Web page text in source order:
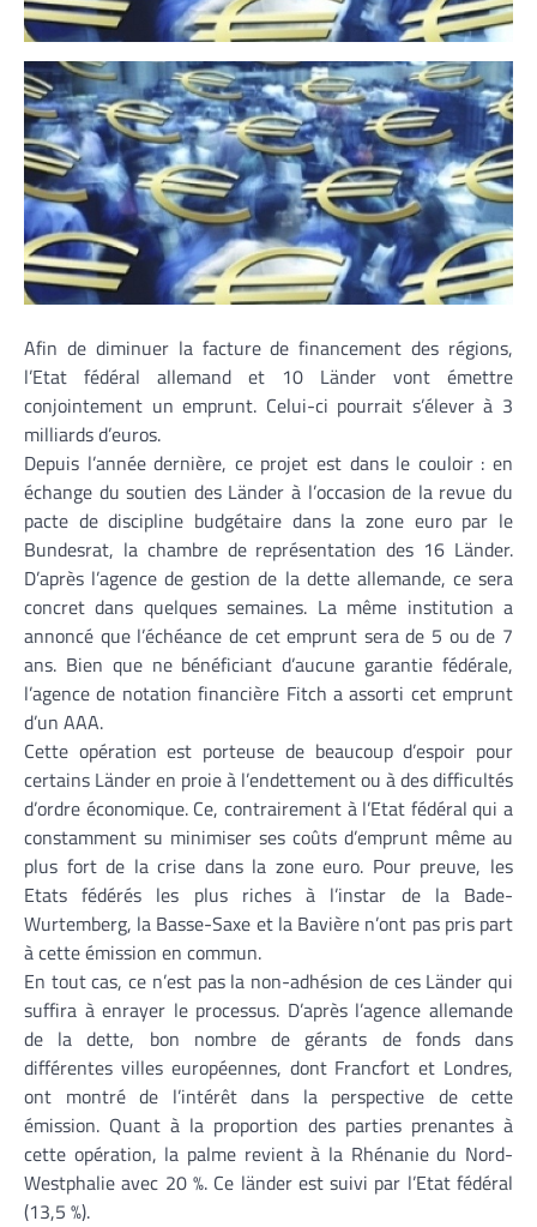
Afin de diminuer la facture de financement des régions,
l’Etat fédéral allemand et 10 Länder vont émettre
conjointement un emprunt. Celui-ci pourrait s’élever à 3
milliards d’euros.
Depuis l’année dernière, ce projet est dans le couloir : en
échange du soutien des Länder à l’occasion de la revue du
pacte de discipline budgétaire dans la zone euro par le
Bundesrat, la chambre de représentation des 16 Länder.
D’après l’agence de gestion de la dette allemande, ce sera
concret dans quelques semaines. La même institution a
annoncé que l’échéance de cet emprunt sera de 5 ou de 7
ans. Bien que ne bénéficiant d’aucune garantie fédérale,
l’agence de notation financière Fitch a assorti cet emprunt
d’un AAA.
Cette opération est porteuse de beaucoup d’espoir pour
certains Länder en proie à l’endettement ou à des difficultés
d’ordre économique. Ce, contrairement à l’Etat fédéral qui a
constamment su minimiser ses coûts d’emprunt même au
plus fort de la crise dans la zone euro. Pour preuve, les
Etats fédérés les plus riches à l’instar de la Bade-
Wurtemberg, la Basse-Saxe et la Bavière n’ont pas pris part
à cette émission en commun.
En tout cas, ce n’est pas la non-adhésion de ces Länder qui
suffira à enrayer le processus. D’après l’agence allemande
de la dette, bon nombre de gérants de fonds dans
différentes villes européennes, dont Francfort et Londres,
ont montré de l’intérêt dans la perspective de cette
émission. Quant à la proportion des parties prenantes à
cette opération, la palme revient à la Rhénanie du Nord-
Westphalie avec 20 %. Ce länder est suivi par l’Etat fédéral
(13,5 %).